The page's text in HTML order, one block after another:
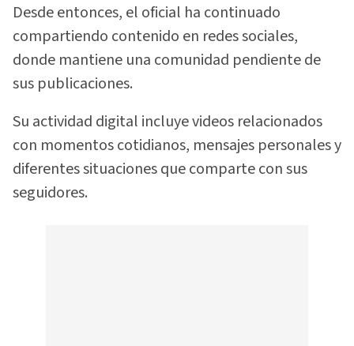
Desde entonces, el oficial ha continuado
compartiendo contenido en redes sociales,
donde mantiene una comunidad pendiente de
sus publicaciones.
Su actividad digital incluye videos relacionados
con momentos cotidianos, mensajes personales y
diferentes situaciones que comparte con sus
seguidores.